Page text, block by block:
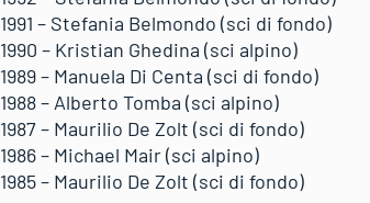
1991 – Stefania Belmondo (sci di fondo)
1990 – Kristian Ghedina (sci alpino)
1989 – Manuela Di Centa (sci di fondo)
1988 – Alberto Tomba (sci alpino)
1987 – Maurilio De Zolt (sci di fondo)
1986 – Michael Mair (sci alpino)
1985 – Maurilio De Zolt (sci di fondo)